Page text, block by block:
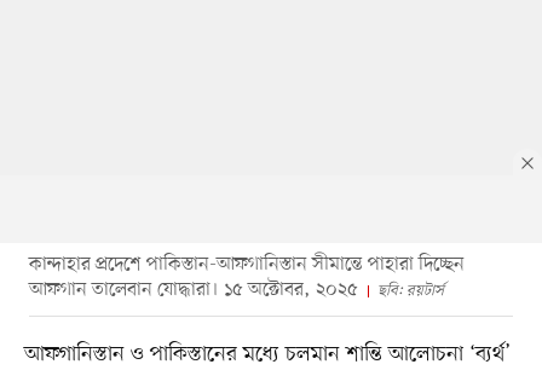
কান্দাহার প্রদেশে পাকিস্তান-আফগানিস্তান সীমান্তে পাহারা দিচ্ছেন
আফগান তালেবান যোদ্ধারা। ১৫ অক্টোবর, ২০২৫
ছবি: রয়টার্স
আফগানিস্তান ও পাকিস্তানের মধ্যে চলমান শান্তি আলোচনা ‘ব্যর্থ’